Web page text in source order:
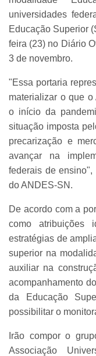
universidades
Educação Superior
feira (23) no Diário
3 de novembro.
"Essa portaria
materializar o que
o início da
situação imposta
precarização e
avançar na
federais de ensino",
do ANDES-SN.
De acordo com a
como atribuições
estratégias de
superior na
auxiliar na
acompanhamento
da Educação
possibilitar o
Irão compor o
Associação